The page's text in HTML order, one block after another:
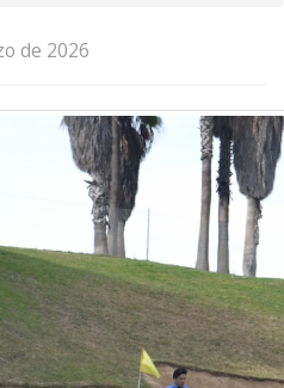
de 2026